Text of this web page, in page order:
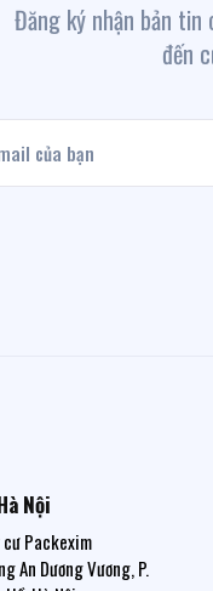
Đăng ký nhận bản
đến
Nội
Packexim
An Dương Vương, P.